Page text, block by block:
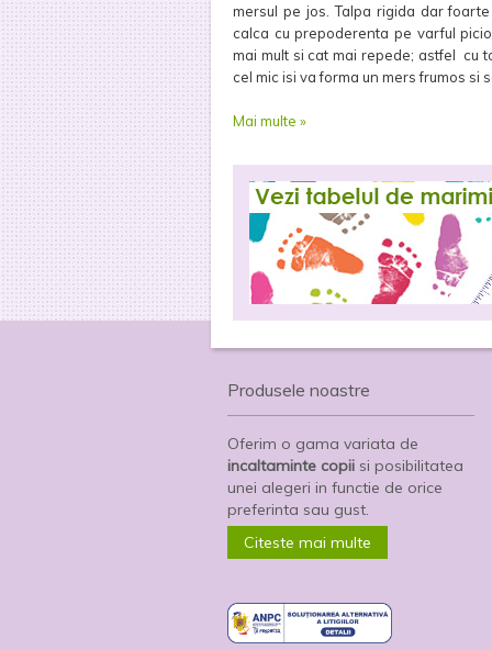
mersul pe jos. Talpa rigida dar
calca cu prepoderenta pe varful
mai mult si cat mai repede; astfel cu
cel mic isi va forma un mers frumos si
Mai multe »
Produsele noastre
Oferim o gama variata de
incaltaminte copii si posibilitatea
unei alegeri in functie de orice
preferinta sau gust.
Citeste mai multe